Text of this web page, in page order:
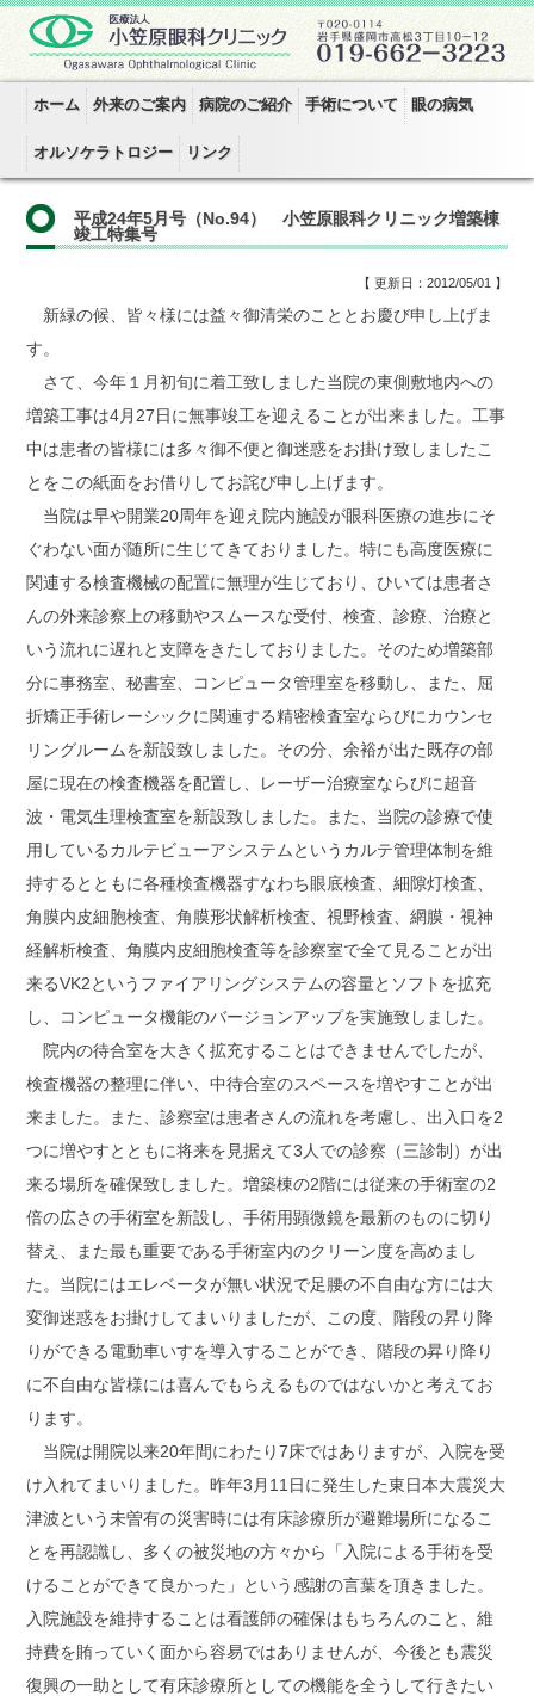
ホーム 外来のご案内 病院のご紹介 手術について 眼の病気
オルソケラトロジー リンク
平成24年5月号（No.94） 小笠原眼科クリニック増築棟
竣工特集号
【 更新日：2012/05/01 】
新緑の候、皆々様には益々御清栄のこととお慶び申し上げま
す。
さて、今年１月初旬に着工致しました当院の東側敷地内への
増築工事は4月27日に無事竣工を迎えることが出来ました。工事
中は患者の皆様には多々御不便と御迷惑をお掛け致しましたこ
とをこの紙面をお借りしてお詫び申し上げます。
当院は早や開業20周年を迎え院内施設が眼科医療の進歩にそ
ぐわない面が随所に生じてきておりました。特にも高度医療に
関連する検査機械の配置に無理が生じており、ひいては患者さ
んの外来診察上の移動やスムースな受付、検査、診療、治療と
いう流れに遅れと支障をきたしておりました。そのため増築部
分に事務室、秘書室、コンピュータ管理室を移動し、また、屈
折矯正手術レーシックに関連する精密検査室ならびにカウンセ
リングルームを新設致しました。その分、余裕が出た既存の部
屋に現在の検査機器を配置し、レーザー治療室ならびに超音
波・電気生理検査室を新設致しました。また、当院の診療で使
用しているカルテビューアシステムというカルテ管理体制を維
持するとともに各種検査機器すなわち眼底検査、細隙灯検査、
角膜内皮細胞検査、角膜形状解析検査、視野検査、網膜・視神
経解析検査、角膜内皮細胞検査等を診察室で全て見ることが出
来るVK2というファイアリングシステムの容量とソフトを拡充
し、コンピュータ機能のバージョンアップを実施致しました。
院内の待合室を大きく拡充することはできませんでしたが、
検査機器の整理に伴い、中待合室のスペースを増やすことが出
来ました。また、診察室は患者さんの流れを考慮し、出入口を2
つに増やすとともに将来を見据えて3人での診察（三診制）が出
来る場所を確保致しました。増築棟の2階には従来の手術室の2
倍の広さの手術室を新設し、手術用顕微鏡を最新のものに切り
替え、また最も重要である手術室内のクリーン度を高めまし
た。当院にはエレベータが無い状況で足腰の不自由な方には大
変御迷惑をお掛けしてまいりましたが、この度、階段の昇り降
りができる電動車いすを導入することができ、階段の昇り降り
に不自由な皆様には喜んでもらえるものではないかと考えてお
ります。
当院は開院以来20年間にわたり7床ではありますが、入院を受
け入れてまいりました。昨年3月11日に発生した東日本大震災大
津波という未曽有の災害時には有床診療所が避難場所になるこ
とを再認識し、多くの被災地の方々から「入院による手術を受
けることができて良かった」という感謝の言葉を頂きました。
入院施設を維持することは看護師の確保はもちろんのこと、維
持費を賄っていく面から容易ではありませんが、今後とも震災
復興の一助として有床診療所としての機能を全うして行きたい